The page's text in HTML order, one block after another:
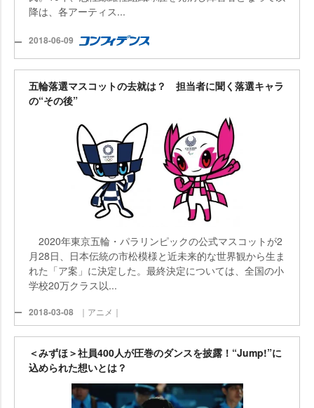
降は、各アーティス...
2018-06-09
五輪落選マスコットの去就は？ 担当者に聞く落選キャラ
の“その後”
2020年東京五輪・パラリンピックの公式マスコットが2
月28日、日本伝統の市松模様と近未来的な世界観から生ま
れた「ア案」に決定した。最終決定については、全国の小
学校20万クラス以...
2018-03-08 ｜アニメ｜
＜みずほ＞社員400人が圧巻のダンスを披露！“Jump!”に
込められた想いとは？